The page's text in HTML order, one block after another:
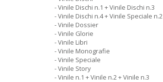
- Vinile Dischi n.1 + Vinile Dischi n.3
- Vinile Dischi n.4 + Vinile Speciale n.2
- Vinile Dossier
- Vinile Glorie
- Vinile Libri
- Vinile Monografie
- Vinile Speciale
- Vinile Story
- Vinile n.1 + Vinile n.2 + Vinile n.3